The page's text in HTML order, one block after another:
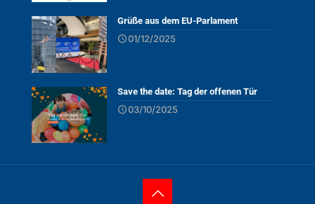
Grüße aus dem EU-Parlament
01/12/2025
Save the date: Tag der offenen Tür
03/10/2025